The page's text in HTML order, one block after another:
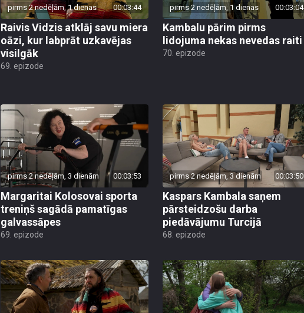
pirms 2 nedēļām, 1 dienas 00:03:44
Raivis Vidzis atklāj savu miera
oāzi, kur labprāt uzkavējas
visilgāk
69. epizode
pirms 2 nedēļām, 1 dienas 00:03:04
Kambalu pārim pirms
lidojuma nekas nevedas raiti
70. epizode
pirms 2 nedēļām, 3 dienām 00:03:53
Margaritai Kolosovai sporta
treniņš sagādā pamatīgas
galvassāpes
69. epizode
pirms 2 nedēļām, 3 dienām 00:03:50
Kaspars Kambala saņem
pārsteidzošu darba
piedāvājumu Turcijā
68. epizode